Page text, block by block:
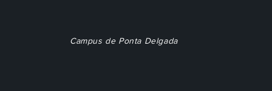
Campus de Ponta Delgada